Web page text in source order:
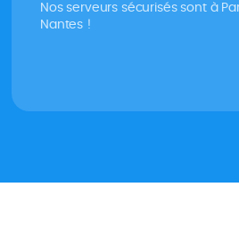
Nos serveurs sécurisés sont à
Nantes !